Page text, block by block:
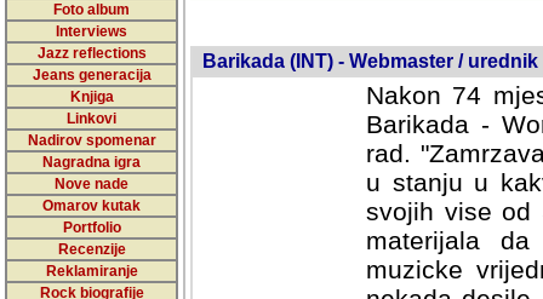
Foto album
Interviews
Jazz reflections
Jeans generacija
Knjiga
Linkovi
Nadirov spomenar
Nagradna igra
Nove nade
Omarov kutak
Portfolio
Recenzije
Reklamiranje
Rock biografije
Barikada (INT) - Webmaster / urednik
Nakon 74
Barikada -
rad.
u stanju u
svojih vise od
materijala
muzicke